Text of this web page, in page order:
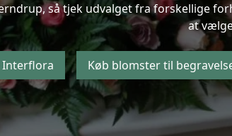
så tjek udvalget fra forskellige
at
Interflora Køb blomster til